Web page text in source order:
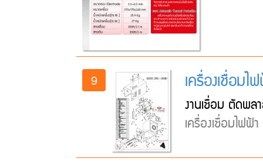
9 เครื่องเชื่อม
งานเชื่อม ตัดพล
เครื่องเชื่อมไฟฟ้